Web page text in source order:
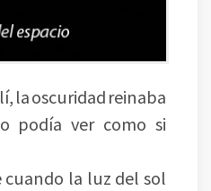
la oscuridad reinaba
podía ver como si
cuando la luz del sol